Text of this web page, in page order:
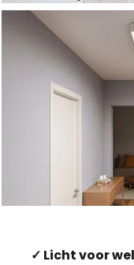
✓ Licht voor